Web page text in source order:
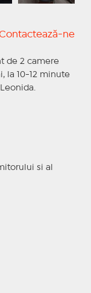
ne
de 2 camere
la 10-12 minute
si al